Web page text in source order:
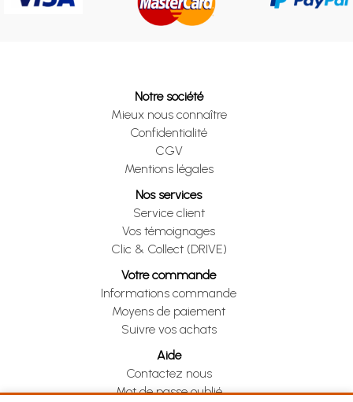
Notre société
Mieux nous connaître
Confidentialité
CGV
Mentions légales
Nos services
Service client
Vos témoignages
Clic & Collect (DRIVE)
Votre commande
Informations commande
Moyens de paiement
Suivre vos achats
Aide
Contactez nous
Mot de passe oublié